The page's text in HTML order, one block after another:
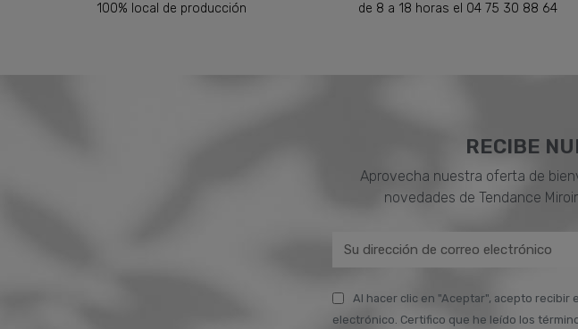
100% local de producción de 8 a 18 horas el 04 75 30 88 64
RECIBE
Aprovecha nuestra oferta de
novedades de Tendance
Al hacer clic en "Aceptar", acepto
electrónico. Certifico que he leído los